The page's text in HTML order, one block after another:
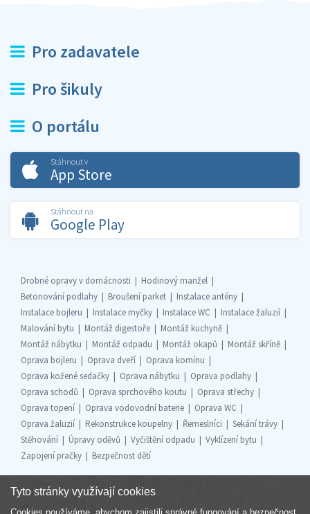
Pro zadavatele
Pro šikuly
O portálu
Stáhnout v
App Store
Stáhnout na
Google Play
Drobné opravy v domácnosti
Hodinový manžel
Betonování podlahy
Broušení parket
Instalace antény
Instalace bojleru
Instalace myčky Instalace WC
Instalace žaluzií
Malování bytu
Montáž digestoře
Montáž kuchyně
Montáž nábytku
Montáž odpadu Montáž okapů
Montáž skříně
Oprava bojleru
Oprava dveří
Oprava komínu
Oprava kožené sedačky
Oprava nábytku
Oprava podlahy
Oprava schodů
Oprava sprchového koutu
Oprava střechy
Oprava topení
Oprava vodovodní baterie
Oprava WC
Oprava žaluzií
Rekonstrukce koupelny Řemeslníci
Sekání trávy
Stěhování
Úpravy oděvů Vyčištění odpadu
Vyklízení bytu
Zapojení pračky
Bezpečnost dětí
Tyto stránky využívají cookies